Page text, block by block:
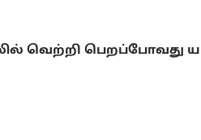
வெற்றி பெறப்போவது